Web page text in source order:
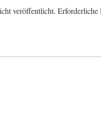
veröffentlicht. Erforderliche